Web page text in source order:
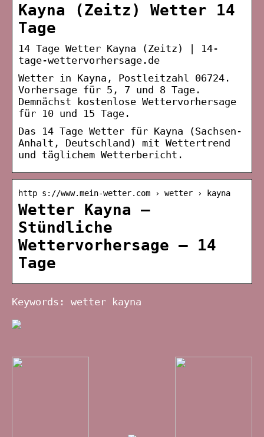
Kayna (Zeitz) Wetter 14
Tage
14 Tage Wetter Kayna (Zeitz) | 14-
tage-wettervorhersage.de
Wetter in Kayna, Postleitzahl 06724.
Vorhersage für 5, 7 und 8 Tage.
Demnächst kostenlose Wettervorhersage
für 10 und 15 Tage.
Das 14 Tage Wetter für Kayna (Sachsen-
Anhalt, Deutschland) mit Wettertrend
und täglichem Wetterbericht.
http s://www.mein-wetter.com › wetter › kayna
Wetter Kayna –
Stündliche
Wettervorhersage – 14
Tage
Keywords: wetter kayna